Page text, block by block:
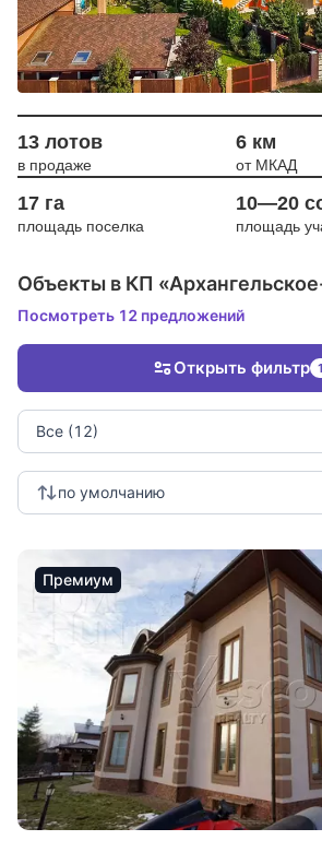
13 лотов
в продаже
6 км
от МКАД
17 га
площадь поселка
10—20
площадь
Объекты в КП
Посмотреть 12 предложений
Все (12)
по умолчанию
Открыть фильтр
Премиум